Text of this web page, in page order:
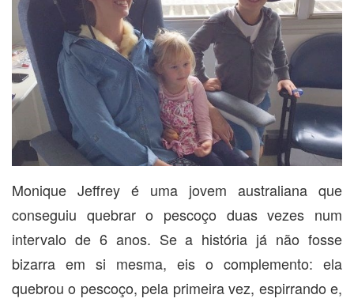
Monique Jeffrey é uma jovem australiana que
conseguiu quebrar o pescoço duas vezes num
intervalo de 6 anos. Se a história já não fosse
bizarra em si mesma, eis o complemento: ela
quebrou o pescoço, pela primeira vez, espirrando e,